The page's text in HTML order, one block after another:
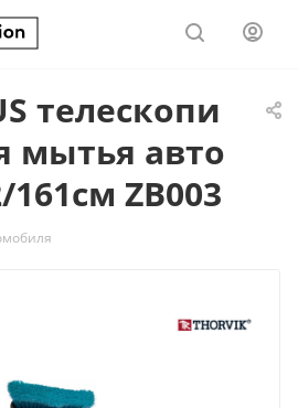
телескопи
мытья авто
ZB003